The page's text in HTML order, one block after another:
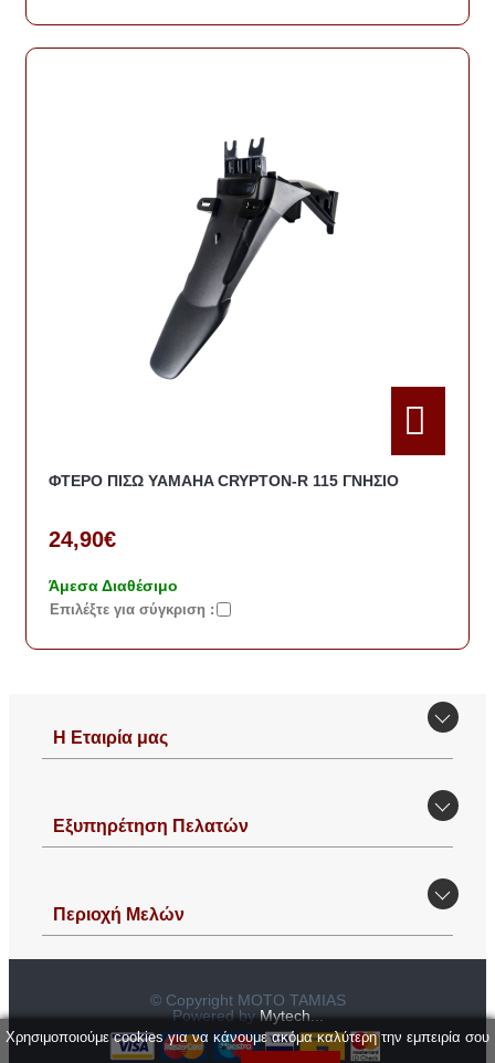
Χρησιμοποιούμε cookies για να κάνουμε ακόμα καλύτερη την εμπειρία σου
ΦΤΕΡΟ ΠΙΣΩ YAMAHA CRYPTON-R 115 ΓΝΗΣΙΟ
24,90€
Άμεσα Διαθέσιμο
Eπιλέξτε για σύγκριση :
Η Εταιρία μας
Εξυπηρέτηση Πελατών
Περιοχή Mελών
© Copyright MOTO TAMIAS
Powered byMytech...